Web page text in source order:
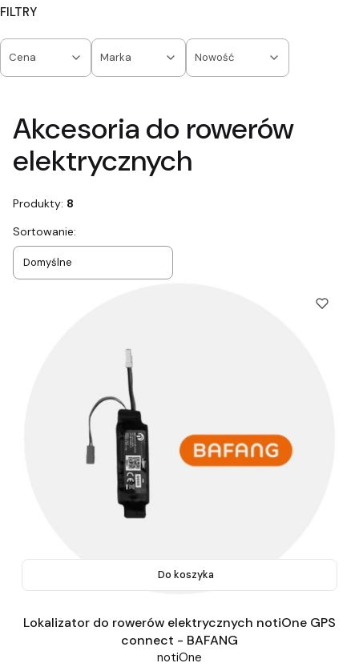
FILTRY
Cena Marka Nowość
Akcesoria do rowerów
elektrycznych
Produkty: 8
Lista produktów
Sortowanie:
Domyślne
Do koszyka
Lokalizator do rowerów elektrycznych notiOne GPS
connect - BAFANG
notiOne